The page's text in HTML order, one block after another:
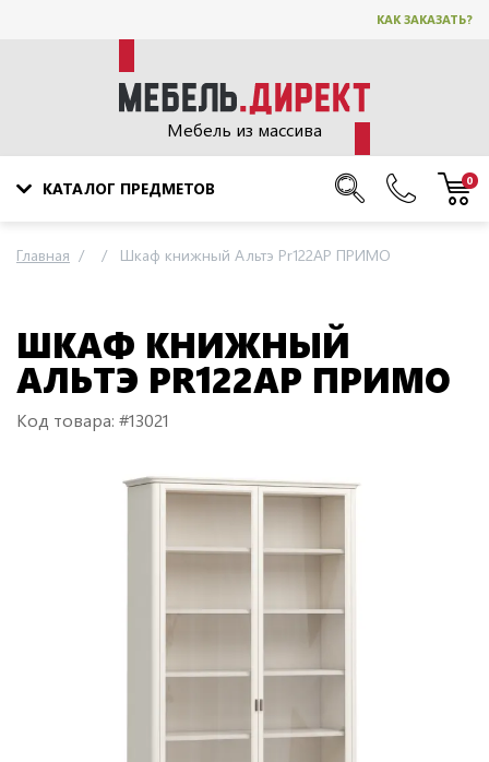
КАК ЗАКАЗАТЬ?
Мебель из массива
КАТАЛОГ ПРЕДМЕТОВ 0
Главная Шкаф книжный Альтэ Pr122AP ПРИМО
ШКАФ КНИЖНЫЙ
АЛЬТЭ PR122AP ПРИМО
Код товара: #13021